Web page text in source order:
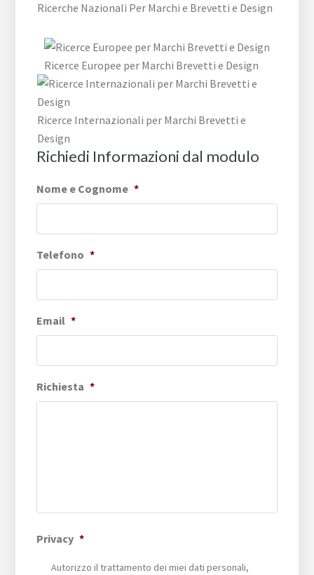
Ricerche Nazionali Per Marchi e Brevetti e Design
Ricerce Europee per Marchi Brevetti e Design
Ricerce Internazionali per Marchi Brevetti e
Design
Richiedi Informazioni dal modulo
Nome e Cognome *
Telefono *
Email *
Richiesta *
Privacy *
Autorizzo il trattamento dei miei dati personali,